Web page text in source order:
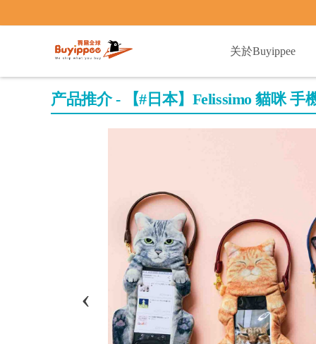
关於Buyippee
产品推介 - 【#日本】Felissimo 貓咪 手